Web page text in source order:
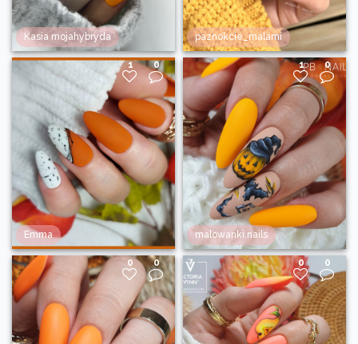
Kasia mojahybryda paznokcie_malami
1 0
Emma
1 0
malowanki.nails
0 0 0 0